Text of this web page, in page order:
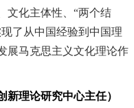
文化主体性、“两个结
了从中国经验到中国理
展马克思主义文化理论作
新理论研究中心主任）